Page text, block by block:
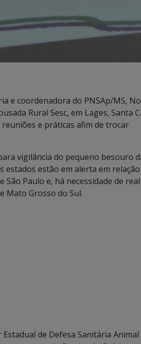
e coordenadora do PNSAp/MS,
Rural Sesc, em Lages, Santa
e práticas afim de trocar
vigilância do pequeno besouro
estão em alerta em relação
Paulo e, há necessidade de
Mato Grosso do Sul.
de Defesa Sanitária Animal